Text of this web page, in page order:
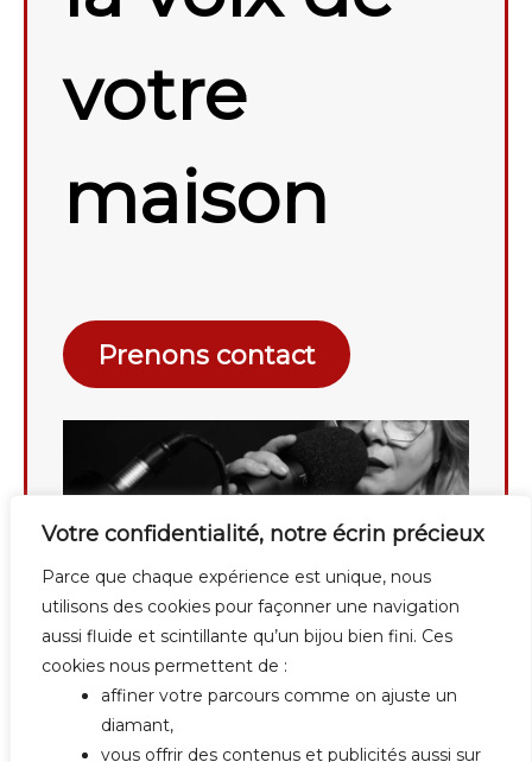
Votre confidentialité, notre écrin précieux
Parce que chaque expérience est unique, nous
utilisons des cookies pour façonner une navigation
aussi fluide et scintillante qu’un bijou bien fini. Ces
cookies nous permettent de :
affiner votre parcours comme on ajuste un
diamant,
vous offrir des contenus et publicités aussi sur
votre
maison
Prenons contact